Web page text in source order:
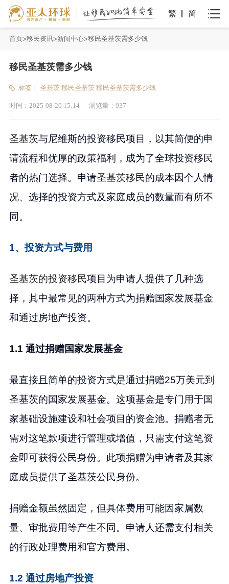
繁 简
首页 移民资讯 新闻中心 移民圣基茨需多少钱
移民圣基茨需多少钱
标签： 圣基茨 移民圣基茨 移民圣基茨需多少钱
时间： 2025-08-20 15:14 浏览量： 937
圣基茨与尼维斯的投资移民项目，以其简便的申
请流程和优厚的政策福利，成为了全球投资移民
者的热门选择。申请圣基茨移民的成本因个人情
况、选择的投资方式及家庭成员的数量而有所不
同。
1、投资方式与费用
圣基茨的投资移民项目为申请人提供了几种选
择，其中最常见的两种方式为捐赠国家发展基金
和通过房地产投资。
1.1 通过捐赠国家发展基金
最直接且简单的投资方式是通过捐赠25万美元到
圣基茨的国家发展基金。这项基金是专门用于国
家基础设施建设和社会项目的资金池。捐赠者无
需对这笔款项进行管理或增值，只需支付这笔资
金即可获得公民身份。此项捐赠为申请者及其家
庭成员提供了圣基茨公民身份。
捐赠金额虽然固定，但具体费用可能因家属数
量、审批费用等产生不同。申请人还需支付相关
的行政处理费用和官方费用。
1.2 通过房地产投资